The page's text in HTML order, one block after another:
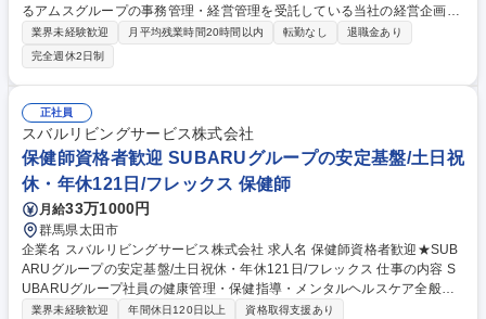
るアムスグループの事務管理・経営管理を受託している当社の経営企画室
の部長候補として、人間ドック営業に関する戦略企画全般を担い、以下の
業務にかかわっていただきます。 ◆経営企画室の部長候補として人間ドッ
ク営業に関する戦略企画全般を担い、以下業務に関わっていただきます。
・営業（渉外）活動の管理（訪問状況の管理、渉外担当者の活動管理） ・
人間ドック受診者増加のための営業戦略の立案、指揮・指導 ・人間ドック
に関する商品企画、広報的な戦略 募集職種 【経営企画/部長候補】健康診
断専門クリニック/裁量権大・福利厚生充実
業界未経験歓迎 月平均残業時間20時間以内 転勤なし
退職金あり
完全週休2日制
正社員
スバルリビングサービス株式会社
保健師資格者歓迎 SUBARUグループの安定基盤/土日祝
休・年休121日/フレックス 保健師
月給33万1000円
群馬県太田市
企業名 スバルリビングサービス株式会社 求人名 保健師資格者歓迎★SUB
ARUグループの安定基盤/土日祝休・年休121日/フレックス 仕事の内容 S
UBARUグループ社員の健康管理・保健指導・メンタルヘルスケア全般を
お任せします。予防医療の観点から働く人々の健康維持・増進を支え、快
業界未経験歓迎 年間休日120日以上
資格取得支援あり